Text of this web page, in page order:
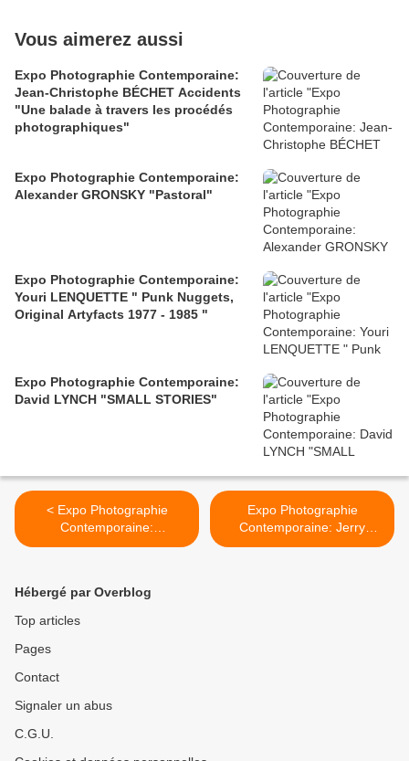
Vous aimerez aussi
Expo Photographie Contemporaine:
Jean-Christophe BÉCHET Accidents
"Une balade à travers les procédés
photographiques"
Expo Photographie Contemporaine:
Alexander GRONSKY "Pastoral"
Expo Photographie Contemporaine:
Youri LENQUETTE " Punk Nuggets,
Original Artyfacts 1977 - 1985 "
Expo Photographie Contemporaine:
David LYNCH "SMALL STORIES"
< Expo Photographie
Contemporaine:
AMERICANA LATINA 1960-
Expo Photographie
Contemporaine: Jerry
SCHATZBERG
Hébergé par Overblog
Top articles
Pages
Contact
Signaler un abus
C.G.U.